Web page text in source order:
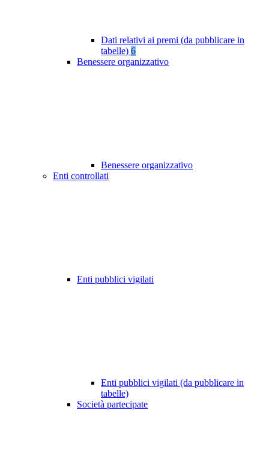
Dati relativi ai premi (da pubblicare in
tabelle) 6
Benessere organizzativo
Benessere organizzativo
Enti controllati
Enti pubblici vigilati
Enti pubblici vigilati (da pubblicare in
tabelle)
Società partecipate